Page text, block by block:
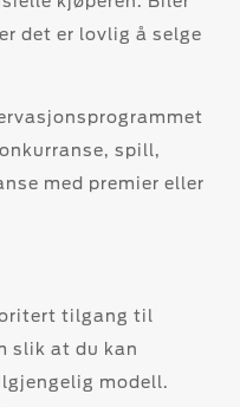
det er lovlig å selge
spill,
med premier eller
tilgang til
slik at du kan
modell.